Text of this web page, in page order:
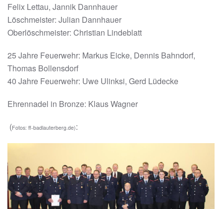
Felix Lettau, Jannik Dannhauer
Löschmeister: Julian Dannhauer
Oberlöschmeister: Christian Lindeblatt
25 Jahre Feuerwehr: Markus Eicke, Dennis Bahndorf,
Thomas Bollensdorf
40 Jahre Feuerwehr: Uwe Ulinksi, Gerd Lüdecke
Ehrennadel in Bronze: Klaus Wagner
(Fotos: ff-badlauterberg.de):